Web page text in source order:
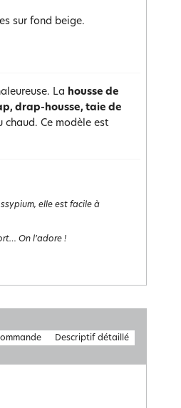
sur fond beige.
La housse de
drap-housse, taie de
chaud. Ce modèle est
elle est facile à
On l’adore !
Descriptif détaillé